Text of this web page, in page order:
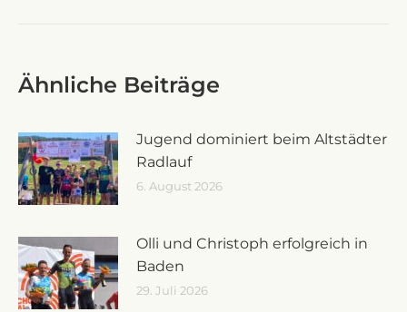
Ähnliche Beiträge
Jugend dominiert beim Altstädter
Radlauf
6. August 2026
Olli und Christoph erfolgreich in
Baden
29. Juli 2026